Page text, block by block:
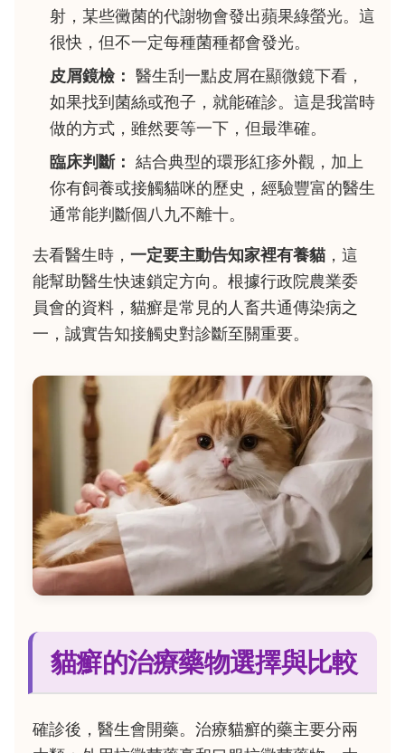
射，某些黴菌的代謝物會發出蘋果綠螢光。這
很快，但不一定每種菌種都會發光。
皮屑鏡檢： 醫生刮一點皮屑在顯微鏡下看，
如果找到菌絲或孢子，就能確診。這是我當時
做的方式，雖然要等一下，但最準確。
臨床判斷： 結合典型的環形紅疹外觀，加上
你有飼養或接觸貓咪的歷史，經驗豐富的醫生
通常能判斷個八九不離十。
去看醫生時， 一定要主動告知家裡有養貓 ，這
能幫助醫生快速鎖定方向。根據行政院農業委
員會的資料，貓癬是常見的人畜共通傳染病之
一，誠實告知接觸史對診斷至關重要。
貓癬的治療藥物選擇與比較
確診後，醫生會開藥。治療貓癬的藥主要分兩